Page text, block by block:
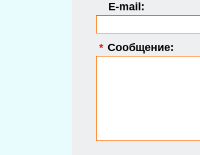
E-mail:
* Сообщение: